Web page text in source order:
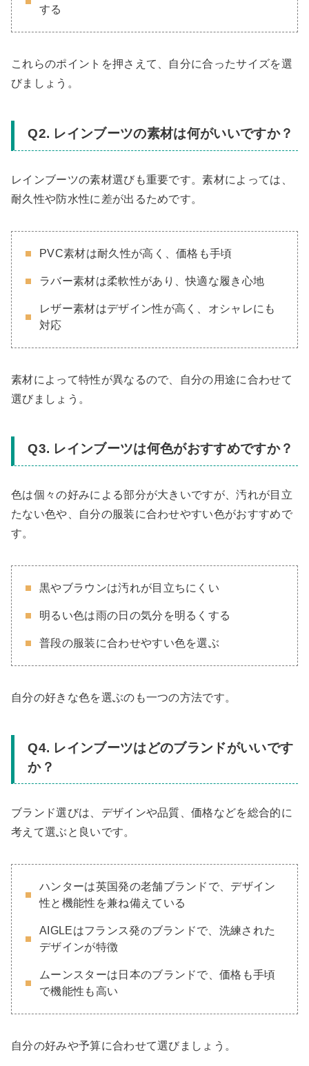
する
これらのポイントを押さえて、自分に合ったサイズを選
びましょう。
Q2. レインブーツの素材は何がいいですか？
レインブーツの素材選びも重要です。素材によっては、
耐久性や防水性に差が出るためです。
PVC素材は耐久性が高く、価格も手頃
ラバー素材は柔軟性があり、快適な履き心地
レザー素材はデザイン性が高く、オシャレにも
対応
素材によって特性が異なるので、自分の用途に合わせて
選びましょう。
Q3. レインブーツは何色がおすすめですか？
色は個々の好みによる部分が大きいですが、汚れが目立
たない色や、自分の服装に合わせやすい色がおすすめで
す。
黒やブラウンは汚れが目立ちにくい
明るい色は雨の日の気分を明るくする
普段の服装に合わせやすい色を選ぶ
自分の好きな色を選ぶのも一つの方法です。
Q4. レインブーツはどのブランドがいいです
か？
ブランド選びは、デザインや品質、価格などを総合的に
考えて選ぶと良いです。
ハンターは英国発の老舗ブランドで、デザイン
性と機能性を兼ね備えている
AIGLEはフランス発のブランドで、洗練された
デザインが特徴
ムーンスターは日本のブランドで、価格も手頃
で機能性も高い
自分の好みや予算に合わせて選びましょう。